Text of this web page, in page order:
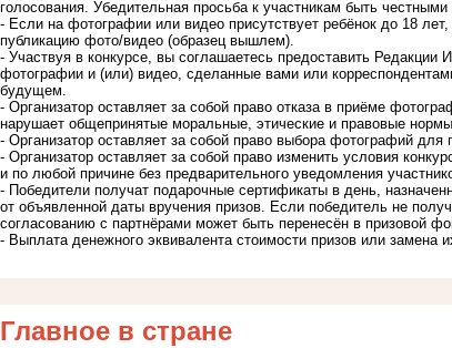
голосования. Убедительная просьба к участникам быть честными
- Если на фотографии или видео присутствует ребёнок до 18
публикацию фото/видео (образец вышлем).
- Участвуя в конкурсе, вы соглашаетесь предоставить
фотографии и (или) видео, сделанные вами или
будущем.
- Организатор оставляет за собой право отказа в приёме
нарушает общепринятые моральные, этические и правовые
- Организатор оставляет за собой право выбора фотографий для
- Организатор оставляет за собой право изменить условия
и по любой причине без предварительного уведомления
- Победители получат подарочные сертификаты в день,
от объявленной даты вручения призов. Если победитель не
согласованию с партнёрами может быть перенесён в призовой
- Выплата денежного эквивалента стоимости призов или замена
Главное в стране